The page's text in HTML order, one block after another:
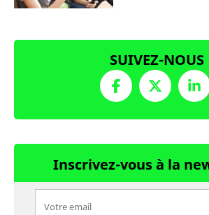
SUIVEZ-NOUS
Inscrivez-vous à la